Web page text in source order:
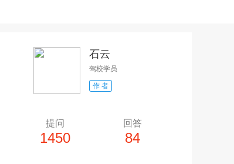
石云
驾校学员
作 者
提问
1450
回答
84
单张容量小于5M
，单个视频小于200M